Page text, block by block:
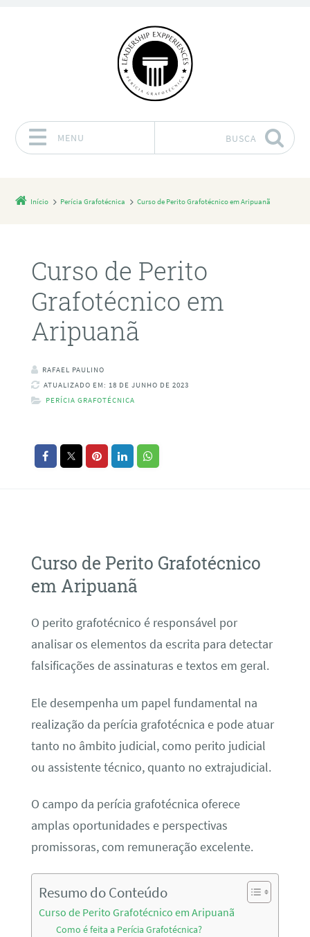
MENU BUSCA
Início Perícia Grafotécnica Curso de Perito Grafotécnico em Aripuanã
Curso de Perito
Grafotécnico em
Aripuanã
RAFAEL PAULINO
ATUALIZADO EM: 18 DE JUNHO DE 2023
PERÍCIA GRAFOTÉCNICA
Curso de Perito Grafotécnico
em Aripuanã
O perito grafotécnico é responsável por
analisar os elementos da escrita para detectar
falsificações de assinaturas e textos em geral.
Ele desempenha um papel fundamental na
realização da perícia grafotécnica e pode atuar
tanto no âmbito judicial, como perito judicial
ou assistente técnico, quanto no extrajudicial.
O campo da perícia grafotécnica oferece
amplas oportunidades e perspectivas
promissoras, com remuneração excelente.
Resumo do Conteúdo
Curso de Perito Grafotécnico em Aripuanã
Como é feita a Perícia Grafotécnica?